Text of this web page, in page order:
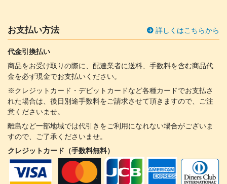
お支払い方法 詳しくはこちらから
代金引換払い
商品をお受け取りの際に、配達業者に送料、手数料を含む商品代
金を必ず現金でお支払いください。
※クレジットカード・デビットカードなど各種カードでお支払さ
れた場合は、後日別途手数料をご請求させて頂きますので、ご注
意くださいませ。
離島など一部地域では代引きをご利用になれない場合がございま
すので、ご了承くださいませ。
クレジットカード（手数料無料）